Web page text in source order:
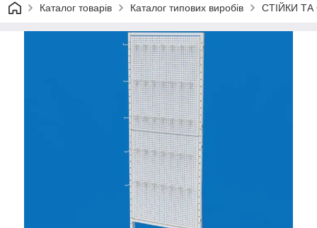
Каталог товарів Каталог типових виробів СТІЙКИ